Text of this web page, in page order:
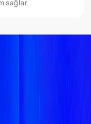
sağlar.